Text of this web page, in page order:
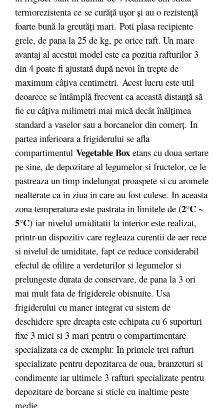
termorezistenta ce se curăță ușor și au o rezistență
foarte bună la greutăți mari. Poti plasa recipiente
grele, de pana la 25 de kg, pe orice raft. Un mare
avantaj al acestui model este ca pozitia rafturilor 3
din 4 poate fi ajustată după nevoi în trepte de
maximum câţiva centimetri. Acest lucru este util
deoarece se întâmplă frecvent ca această distanţă să
fie cu câţiva milimetri mai mică decât înălţimea
standard a vaselor sau a borcanelor din comerţ. In
partea inferioara a frigiderului se afla
compartimentul Vegetable Box etans cu doua sertare
pe sine, de depozitare al legumelor si fructelor, ce le
pastreaza un timp indelungat proaspete si cu aromele
nealterate ca in ziua in care au fost culese. In aceasta
zona temperatura este pastrata in limitele de (2°C ~
5°C) iar nivelul umiditatii la interior este realizat,
printr-un dispozitiv care regleaza curentii de aer rece
si nivelul de umiditate, fapt ce reduce considerabil
efectul de ofilire a verdeturilor si legumelor si
prelungeste durata de conservare, de pana la 3 ori
mai mult fata de frigiderele obisnuite. Usa
frigiderului cu maner integrat cu sistem de
deschidere spre dreapta este echipata cu 6 suporturi
fixe 3 mici si 3 mari pentru o compartimentare
specializata ca de exemplu: In primele trei rafturi
specializate pentru depozitarea de oua, branzeturi si
condimente iar ultimele 3 rafturi specializate pentru
depozitare de borcane si sticle cu inaltime peste
medie.